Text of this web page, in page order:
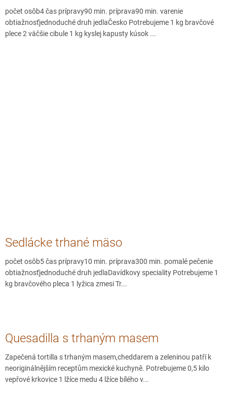
počet osôb4 čas prípravy90 min. príprava90 min. varenie
obtiažnosťjednoduché druh jedlaČesko Potrebujeme 1 kg bravčové
plece 2 väčšie cibule 1 kg kyslej kapusty kúsok ...
Sedlácke trhané mäso
počet osôb5 čas prípravy10 min. príprava300 min. pomalé pečenie
obtiažnosťjednoduché druh jedlaDavídkovy speciality Potrebujeme 1
kg bravčového pleca 1 lyžica zmesi Tr...
Quesadilla s trhaným masem
Zapečená tortilla s trhaným masem,cheddarem a zeleninou patří k
neoriginálnějším receptům mexické kuchyně. Potrebujeme 0,5 kilo
vepřové krkovice 1 lžíce medu 4 lžíce bílého v...